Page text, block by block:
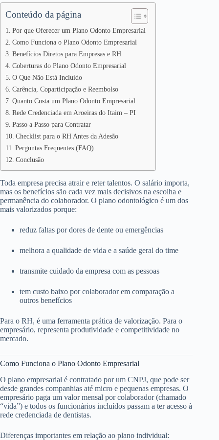
Conteúdo da página
Por que Oferecer um Plano Odonto Empresarial
Como Funciona o Plano Odonto Empresarial
Benefícios Diretos para Empresas e RH
Coberturas do Plano Odonto Empresarial
O Que Não Está Incluído
Carência, Coparticipação e Reembolso
Quanto Custa um Plano Odonto Empresarial
Rede Credenciada em Aroeiras do Itaim – PI
Passo a Passo para Contratar
Checklist para o RH Antes da Adesão
Perguntas Frequentes (FAQ)
Conclusão
Toda empresa precisa atrair e reter talentos. O salário importa,
mas os benefícios são cada vez mais decisivos na escolha e
permanência do colaborador. O plano odontológico é um dos
mais valorizados porque:
reduz faltas por dores de dente ou emergências
melhora a qualidade de vida e a saúde geral do time
transmite cuidado da empresa com as pessoas
tem custo baixo por colaborador em comparação a
outros benefícios
Para o RH, é uma ferramenta prática de valorização. Para o
empresário, representa produtividade e competitividade no
mercado.
Como Funciona o Plano Odonto Empresarial
O plano empresarial é contratado por um CNPJ, que pode ser
desde grandes companhias até micro e pequenas empresas. O
empresário paga um valor mensal por colaborador (chamado
“vida”) e todos os funcionários incluídos passam a ter acesso à
rede credenciada de dentistas.
Diferenças importantes em relação ao plano individual: